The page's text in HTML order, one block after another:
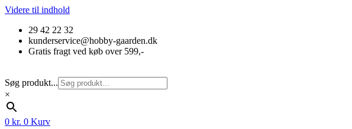
Videre til indhold
29 42 22 32
kunderservice@hobby-gaarden.dk
Gratis fragt ved køb over 599,-
Søg produkt...
×
0 kr. 0 Kurv